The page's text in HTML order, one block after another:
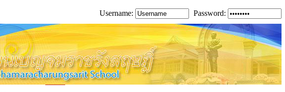
Username: Password: